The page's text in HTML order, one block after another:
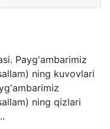
Payg'ambarimiz
ning kuvovlari
ning qizlari